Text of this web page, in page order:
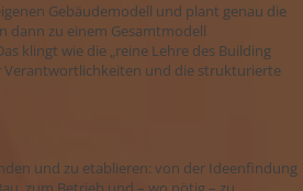
Gebäudemodell und plant genau die
dann zu einem Gesamtmodell
klingt wie die „reine Lehre des Building
Verantwortlichkeiten und die strukturierte
und zu etablieren: von der Ideenfindung